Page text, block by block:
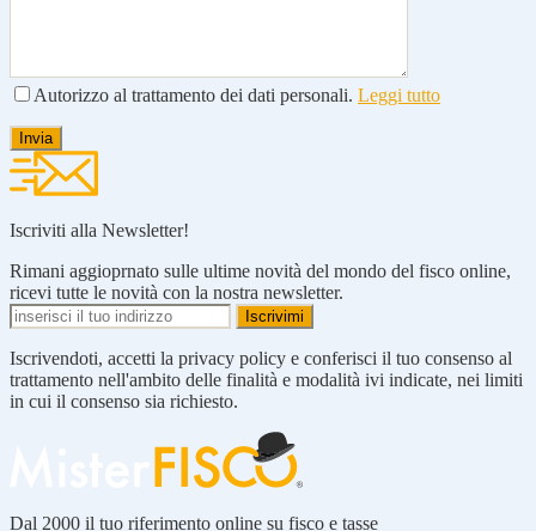
Autorizzo al trattamento dei dati personali. Leggi tutto
Iscriviti alla Newsletter!
Rimani aggioprnato sulle ultime novità del mondo del fisco online,
ricevi tutte le novità con la nostra newsletter.
Iscrivendoti, accetti la privacy policy e conferisci il tuo consenso al
trattamento nell'ambito delle finalità e modalità ivi indicate, nei limiti
in cui il consenso sia richiesto.
Dal 2000 il tuo riferimento online su fisco e tasse